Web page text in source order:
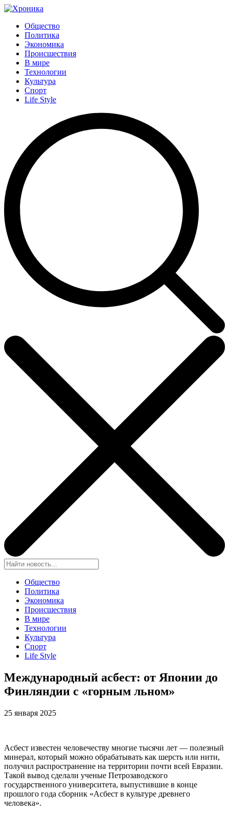
Общество
Политика
Экономика
Происшествия
В мире
Технологии
Культура
Спорт
Life Style
Общество
Политика
Экономика
Происшествия
В мире
Технологии
Культура
Спорт
Life Style
Международный асбест: от Японии до
Финляндии с «горным льном»
25 января 2025
Асбест известен человечеству многие тысячи лет — полезный
минерал, который можно обрабатывать как шерсть или нити,
получил распространение на территории почти всей Евразии.
Такой вывод сделали ученые Петрозаводского
государственного университета, выпустившие в конце
прошлого года сборник «Асбест в культуре древнего
человека».